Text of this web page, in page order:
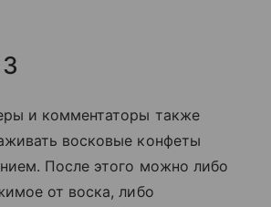
и комментаторы также
восковые конфеты
После этого можно либо
от воска, либо